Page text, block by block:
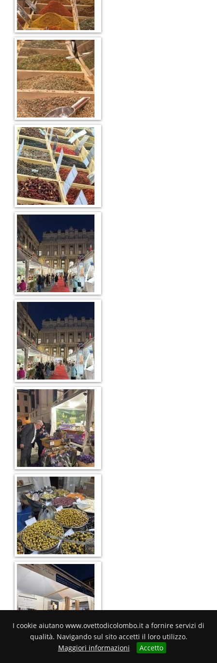
I cookie aiutano www.ovettodicolombo.it a fornire servizi di
qualità. Navigando sul sito accetti il loro utilizzo.
Maggiori informazioni
Accetto